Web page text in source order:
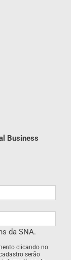
Business
da SNA.
clicando no
serão